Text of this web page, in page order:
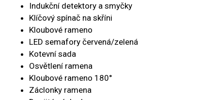
Indukční detektory a smyčky
Klíčový spínač na skříni
Kloubové rameno
LED semafory červená/zelená
Kotevní sada
Osvětlení ramena
Kloubové rameno 180°
Záclonky ramena